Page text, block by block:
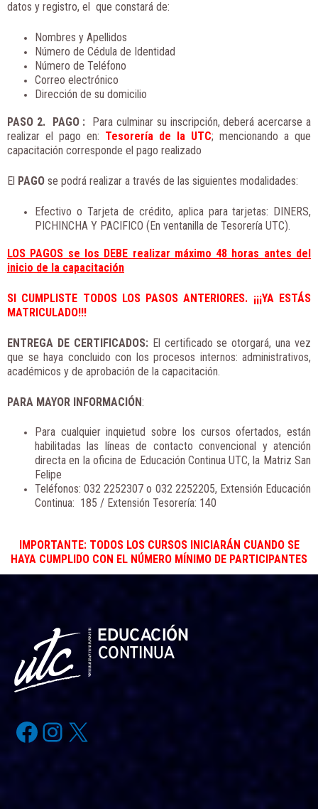
datos y registro, el que constará de:
Nombres y Apellidos
Número de Cédula de Identidad
Número de Teléfono
Correo electrónico
Dirección de su domicilio
PASO 2. PAGO : Para culminar su inscripción, deberá acercarse a
realizar el pago en: Tesorería de la UTC; mencionando a que
capacitación corresponde el pago realizado
El PAGO se podrá realizar a través de las siguientes modalidades:
Efectivo o Tarjeta de crédito, aplica para tarjetas: DINERS,
PICHINCHA Y PACIFICO (En ventanilla de Tesorería UTC).
LOS PAGOS se los DEBE realizar máximo 48 horas antes del
inicio de la capacitación
SI CUMPLISTE TODOS LOS PASOS ANTERIORES. ¡¡¡YA ESTÁS
MATRICULADO!!!
ENTREGA DE CERTIFICADOS: El certificado se otorgará, una vez
que se haya concluido con los procesos internos: administrativos,
académicos y de aprobación de la capacitación.
PARA MAYOR INFORMACIÓN:
Para cualquier inquietud sobre los cursos ofertados, están
habilitadas las líneas de contacto convencional y atención
directa en la oficina de Educación Continua UTC, la Matriz San
Felipe
Teléfonos: 032 2252307 o 032 2252205, Extensión Educación
Continua: 185 / Extensión Tesorería: 140
IMPORTANTE: TODOS LOS CURSOS INICIARÁN CUANDO SE
HAYA CUMPLIDO CON EL NÚMERO MÍNIMO DE PARTICIPANTES
Facebook
Instagram